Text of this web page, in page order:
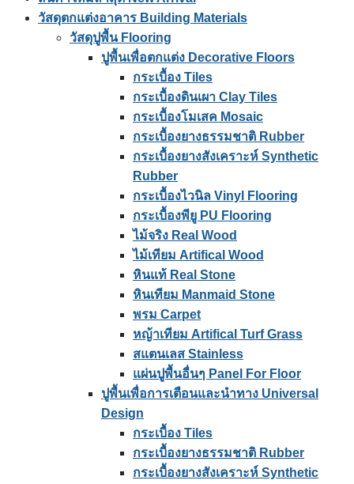
วัสดุตกแต่งอาคาร Building Materials
วัสดุปูพื้น Flooring
ปูพื้นเพื่อตกแต่ง Decorative Floors
กระเบื้อง Tiles
กระเบื้องดินเผา Clay Tiles
กระเบื้องโมเสค Mosaic
กระเบื้องยางธรรมชาติ Rubber
กระเบื้องยางสังเคราะห์ Synthetic
Rubber
กระเบื้องไวนิล Vinyl Flooring
กระเบื้องพียู PU Flooring
ไม้จริง Real Wood
ไม้เทียม Artifical Wood
หินแท้ Real Stone
หินเทียม Manmaid Stone
พรม Carpet
หญ้าเทียม Artifical Turf Grass
สแตนเลส Stainless
แผ่นปูพื้นอื่นๆ Panel For Floor
ปูพื้นเพื่อการเตือนและนําทาง Universal
Design
กระเบื้อง Tiles
กระเบื้องยางธรรมชาติ Rubber
กระเบื้องยางสังเคราะห์ Synthetic